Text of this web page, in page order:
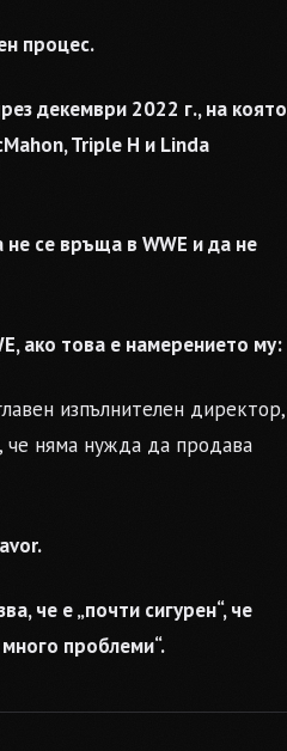
процес.
декември 2022 г., на която
Triple H и Linda
се връща в WWE и да не
ако това е намерението му:
изпълнителен директор,
че няма нужда да продава
че е „почти сигурен“, че
проблеми“.